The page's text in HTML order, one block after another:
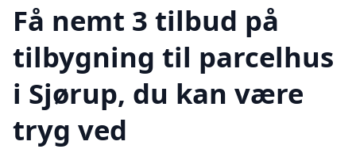
Få nemt 3 tilbud på
tilbygning til parcelhus
i Sjørup, du kan være
tryg ved